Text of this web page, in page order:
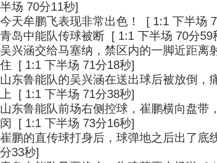
半场 70分11秒]
今天牟鹏飞表现非常出色！
[ 1:1 下半场
青岛中能队传球被断 [ 1:1 下半场 70分59
吴兴涵交给马塞纳，禁区内的一脚近距离
住 [ 1:1 下半场 71分18秒]
山东鲁能队的吴兴涵在送出球后被放倒，
上
[ 1:1 下半场 71分38秒]
山东鲁能队前场右侧控球，崔鹏横向盘带
闵 [ 1:1 下半场 73分16秒]
崔鹏的直传球打身后，球弹地之后出了底
分33秒]